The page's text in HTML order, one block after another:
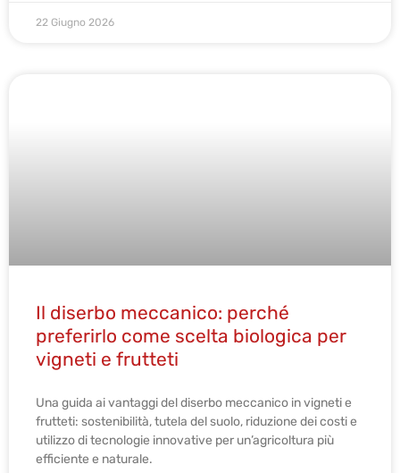
22 Giugno 2026
Il diserbo meccanico: perché
preferirlo come scelta biologica per
vigneti e frutteti
Una guida ai vantaggi del diserbo meccanico in vigneti e
frutteti: sostenibilità, tutela del suolo, riduzione dei costi e
utilizzo di tecnologie innovative per un’agricoltura più
efficiente e naturale.